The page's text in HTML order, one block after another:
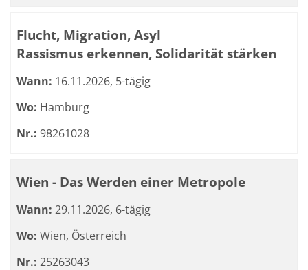
Flucht, Migration, Asyl
Rassismus erkennen, Solidarität stärken
Wann: 16.11.2026, 5-tägig
Wo: Hamburg
Nr.: 98261028
Wien - Das Werden einer Metropole
Wann: 29.11.2026, 6-tägig
Wo: Wien, Österreich
Nr.: 25263043